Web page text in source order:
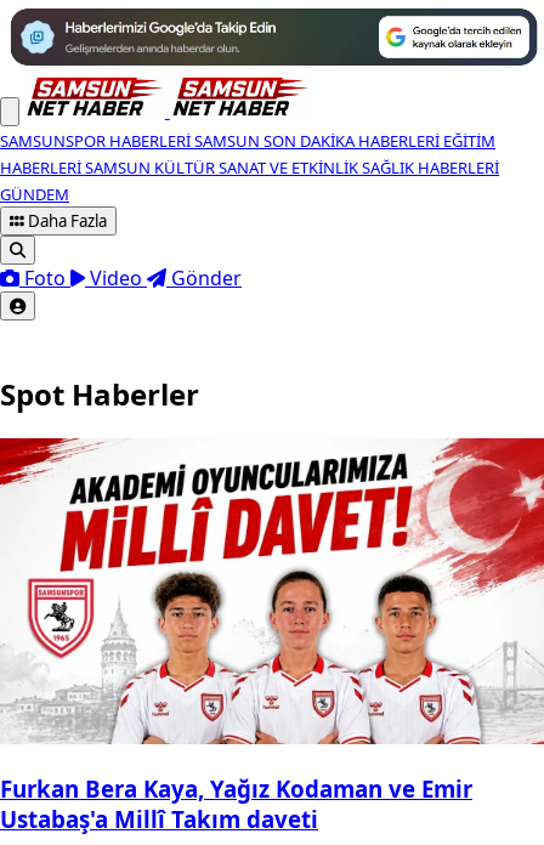
SAMSUNSPOR HABERLERISAMSUN SON DAKIKA HABERLERI EĞITIM
HABERLERISAMSUN KÜLTÜR SANAT VE ETKINLIKSAĞLIK HABERLERI
GÜNDEM
Daha Fazla
Foto Video Gönder
Spot Haberler
Furkan Bera Kaya, Yağız Kodaman ve Emir
Ustabaş'a Millî Takım daveti